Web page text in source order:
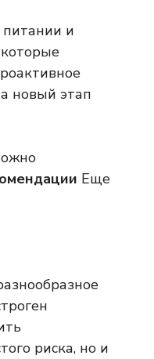
и
которые
новый этап
Еще
риска, но и